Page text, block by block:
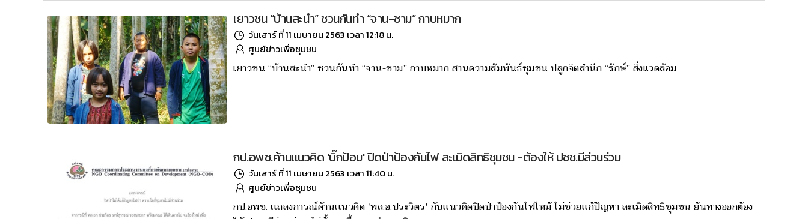
เยาวชน “บ้านสะนำ” ชวนกันทำ “จาน-ชาม” กาบหมาก
วันเสาร์ ที่ 11 เมษายน 2563 เวลา 12:18 น.
ศูนย์ข่าวเพื่อชุมชน
เยาวชน “บ้านสะนำ” ชวนกันทำ “จาน-ชาม” กาบหมาก สานความสัมพันธ์ชุมชน ปลูกจิตสำนึก “รักษ์” สิ่งแวดล้อม
กป.อพช.ค้านเเนวคิด 'บิ๊กป้อม' ปิดป่าป้องกันไฟ ละเมิดสิทธิชุมชน -ต้องให้ ปชช.มีส่วนร่วม
วันเสาร์ ที่ 11 เมษายน 2563 เวลา 11:40 น.
ศูนย์ข่าวเพื่อชุมชน
กป.อพช. เเถลงการณ์ค้านเเนวคิด 'พล.อ.ประวิตร' กับเเนวคิดปิดป่าป้องกันไฟไหม้ ไม่ช่วยเเก้ปัญหา ละเมิดสิทธิชุมชน ยันทางออกต้อง